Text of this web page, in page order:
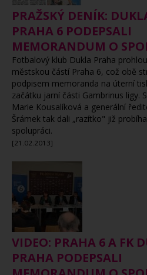
PRAŽSKÝ DENÍK:
PRAHA 6 PODEPSALI
MEMORANDUM O
Fotbalový klub Dukla Praha
městskou částí Praha 6, což obě
podpisem memoranda na úterní
začátku jarní části Gambrinus ligy.
Marie Kousalíková a generální
Šrámek tak dali „razítko" již
spolupráci.
[21.02.2013]
VIDEO: PRAHA 6 A FK
PRAHA PODEPSALI